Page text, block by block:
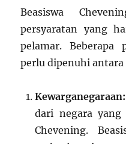
Beasiswa
persyaratan yang
pelamar. Beberapa
perlu dipenuhi antara
Kewarganegaraan:
dari negara
Chevening.